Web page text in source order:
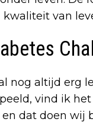
van
nog altijd erg
vind ik
dat doen wij